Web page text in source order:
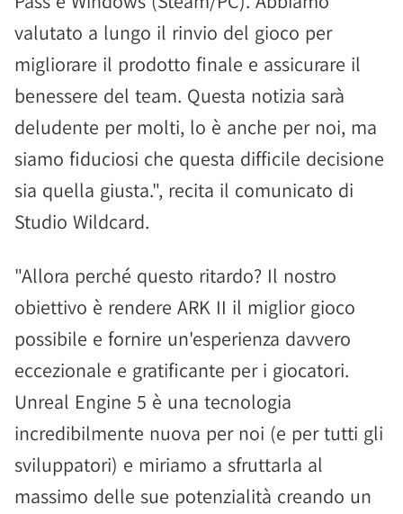
valutato a lungo il rinvio del gioco per
migliorare il prodotto finale e assicurare il
benessere del team. Questa notizia sarà
deludente per molti, lo è anche per noi, ma
siamo fiduciosi che questa difficile decisione
sia quella giusta.", recita il comunicato di
Studio Wildcard.
"Allora perché questo ritardo? Il nostro
obiettivo è rendere ARK II il miglior gioco
possibile e fornire un'esperienza davvero
eccezionale e gratificante per i giocatori.
Unreal Engine 5 è una tecnologia
incredibilmente nuova per noi (e per tutti gli
sviluppatori) e miriamo a sfruttarla al
massimo delle sue potenzialità creando un